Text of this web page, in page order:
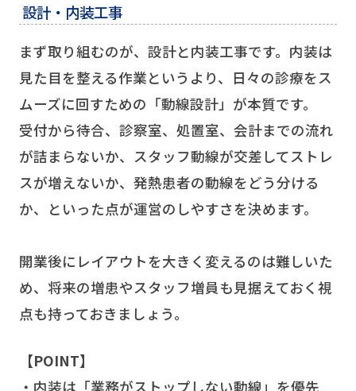
設計・内装工事
まず取り組むのが、設計と内装工事です。内装は
見た目を整える作業というより、日々の診療をス
ムーズに回すための「動線設計」が本質です。
受付から待合、診察室、処置室、会計までの流れ
が詰まらないか、スタッフ動線が交差してストレ
スが増えないか、発熱患者の動線をどう分ける
か、といった点が運営のしやすさを決めます。
開業後にレイアウトを大きく変えるのは難しいた
め、将来の増患やスタッフ増員も見据えておく視
点も持っておきましょう。
【POINT】
・内装は「業務がストップしない動線」を優先